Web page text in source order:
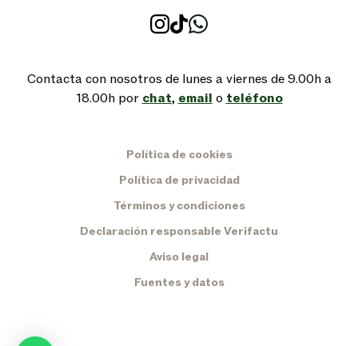
Contacta con nosotros de lunes a viernes de 9.00h a
18.00h por chat, email o teléfono
Política de cookies
Política de privacidad
Términos y condiciones
Declaración responsable Verifactu
Aviso legal
Fuentes y datos